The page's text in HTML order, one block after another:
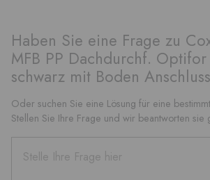
Haben Sie eine Frage zu
MFB PP Dachdurchf.
schwarz mit Boden Anschluss
Oder suchen Sie eine Lösung für eine
Stellen Sie Ihre Frage und wir beantworten sie